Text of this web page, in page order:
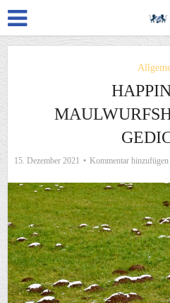
15. Dezember 2021 Kommentar hinzufügen